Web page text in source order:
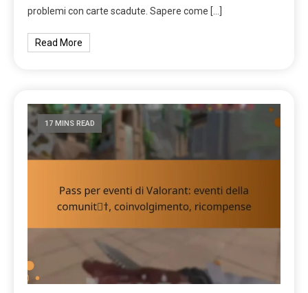
problemi con carte scadute. Sapere come […]
Read More
17 MINS READ